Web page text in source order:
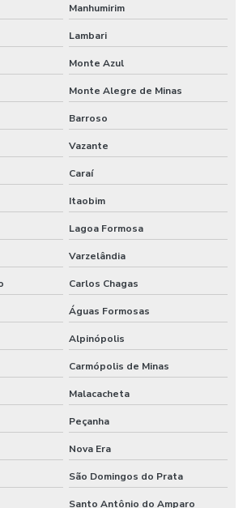
Operacionais
industrial
Preventiva Para Indústrias
preventiva
Em Equipamentos
industrial
e manutenção empresarial
Preventiva
Hidráulicas
Predial Completa
E Limpeza Eficaz
industriais
Manhumirim
Lambari
Monte Azul
Monte Alegre de Minas
Barroso
Vazante
Caraí
Itaobim
Lagoa Formosa
Varzelândia
Carlos Chagas
Águas Formosas
Alpinópolis
Carmópolis de Minas
Malacacheta
Peçanha
Nova Era
São Domingos do Prata
Santo Antônio do Amparo